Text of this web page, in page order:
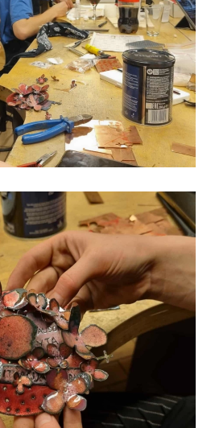
LOCI. Įrengtas kiemo
LOCI. Audio gidas muziejuje
LOCI. Įsigyti rūbų komplektai
LOCI. Atnaujinta interneto
LOCI. Rengiamas kiemo
LOCI. Rengiamos kiemo
LOCI. Vydūno suolelio projektas
LOCI. Projekto idėja